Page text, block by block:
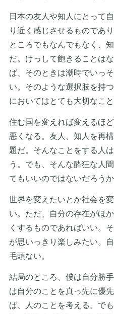
日本の友人や知人にとって
り近く感じさせるものであ
ところでもなんでもなく、
だ。けっして飽きることは
ば、そのときは潮時でいっ
い。そのような選択肢を持
においてはとても大切なこと
住む国を変えれば変えるほ
悪くなる。友人、知人を再
題だ。そんなことをする人
う。でも、そんな酔狂な人
てもいいのではないだろうか
世界を変えたいとか社会を
い。ただ、自分の存在がほ
くするものであればいい。
が思いっきり楽しみたい。
毛頭ない。
結局のところ、僕は自分勝
は自分のことを真っ先に優
ば、人のことを考える。で